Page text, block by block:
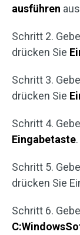
ausführen
Schritt 2.
drücken Sie
Schritt 3.
drücken Sie
Schritt 4.
Eingabetaste.
Schritt 5.
drücken Sie
Schritt 6.